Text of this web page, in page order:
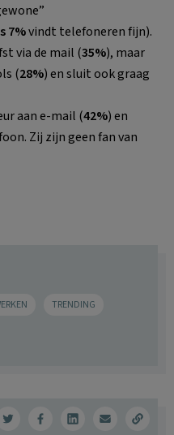
7%vindt telefoneren fijn).
via de mail (35%), maar
(28%) en sluit ook graag
aan e-mail (42%) en
Zij zijn geen fan van
TRENDING